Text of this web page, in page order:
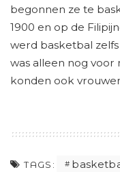
begonnen ze te
1900 en op de
werd basketbal
was alleen nog voor
konden ook
TAGS: